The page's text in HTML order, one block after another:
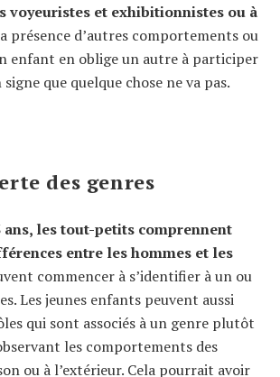
voyeuristes et exhibitionnistes ou à
présence d’autres comportements ou
enfant en oblige un autre à participer
que quelque chose ne va pas.
des genres
ans, les tout-petits comprennent
entre les hommes et les
commencer à s’identifier à un ou
Les jeunes enfants peuvent aussi
qui sont associés à un genre plutôt
les comportements des
ou à l’extérieur. Cela pourrait avoir